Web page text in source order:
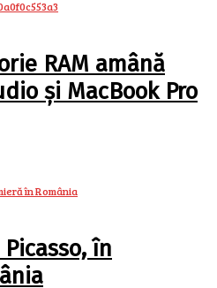
RAM amână
și MacBook Pro
în